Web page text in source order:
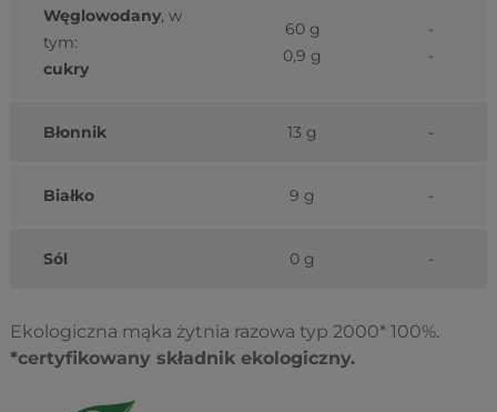
Węglowodany, w
tym:
cukry
60 g
0,9 g
-
-
Błonnik 13 g -
Białko 9 g -
Sól 0 g -
Ekologiczna mąka żytnia razowa typ 2000* 100%.
*certyfikowany składnik ekologiczny.